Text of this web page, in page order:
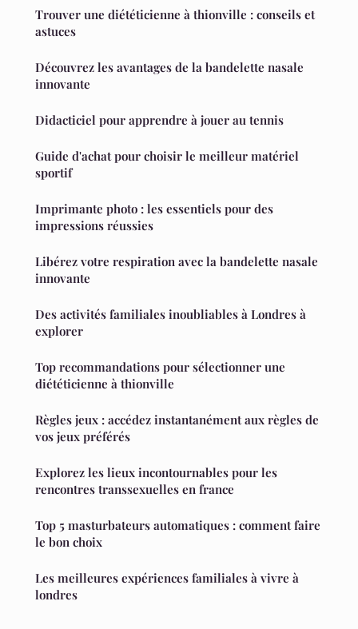
Trouver une diététicienne à thionville : conseils et
astuces
Découvrez les avantages de la bandelette nasale
innovante
Didacticiel pour apprendre à jouer au tennis
Guide d'achat pour choisir le meilleur matériel
sportif
Imprimante photo : les essentiels pour des
impressions réussies
Libérez votre respiration avec la bandelette nasale
innovante
Des activités familiales inoubliables à Londres à
explorer
Top recommandations pour sélectionner une
diététicienne à thionville
Règles jeux : accédez instantanément aux règles de
vos jeux préférés
Explorez les lieux incontournables pour les
rencontres transsexuelles en france
Top 5 masturbateurs automatiques : comment faire
le bon choix
Les meilleures expériences familiales à vivre à
londres